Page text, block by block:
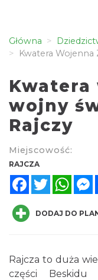
Główna
Kwatera Wojenna
Kwatera
wojny
Rajczy
Miejscowość:
RAJCZA
FacebookTwitter
DODAJ DO
Rajcza to duża
części